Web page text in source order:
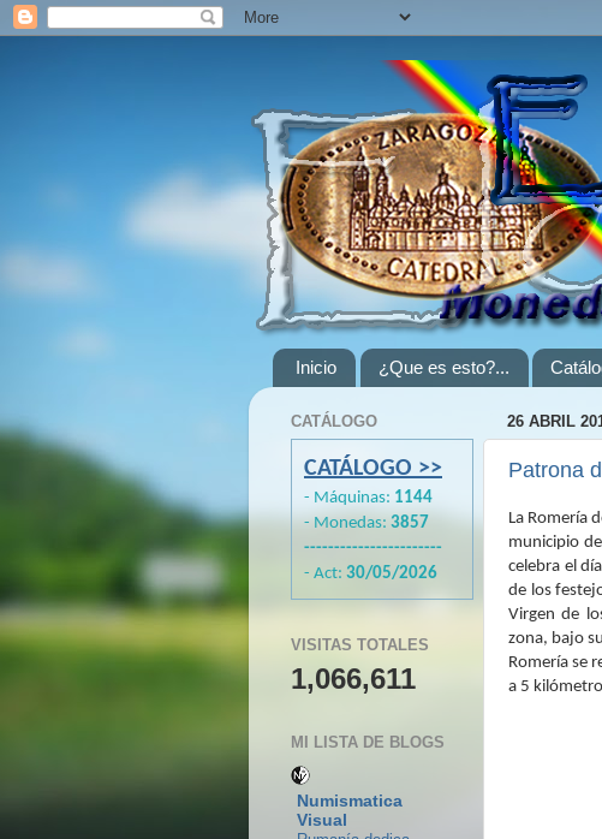
Inicio ¿Que es esto?...
26 ABRIL
Patrona
La Romería
municipio
celebra el
de los
Virgen de
zona, bajo
Romería se
a 5
CATÁLOGO
CATÁLOGO >>
- Máquinas: 1144
- Monedas: 3857
-----------------------
- Act: 30/05/2026
VISITAS TOTALES
1,066,611
MI LISTA DE BLOGS
Numismatica
Visual